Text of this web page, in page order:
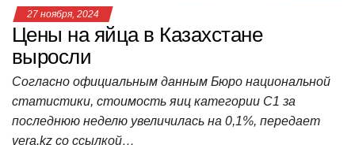
27 ноября, 2024
Цены на яйца в Казахстане
выросли
Согласно официальным данным Бюро национальной
статистики, стоимость яиц категории С1 за
последнюю неделю увеличилась на 0,1%, передает
vera.kz со ссылкой…